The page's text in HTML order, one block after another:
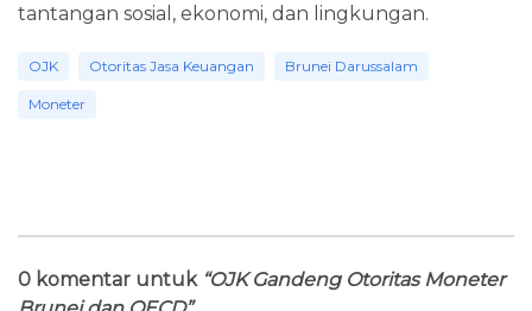
tantangan sosial, ekonomi, dan lingkungan.
OJK Otoritas Jasa Keuangan Brunei Darussalam
Moneter
0 komentar untuk “OJK Gandeng Otoritas Moneter